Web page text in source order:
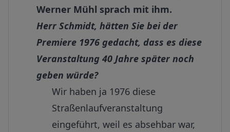
Werner Mühl sprach mit ihm.
Herr Schmidt, hätten Sie bei der
Premiere 1976 gedacht, dass es diese
Veranstaltung 40 Jahre später noch
geben würde?
Wir haben ja 1976 diese
Straßenlaufveranstaltung
eingeführt, weil es absehbar war,